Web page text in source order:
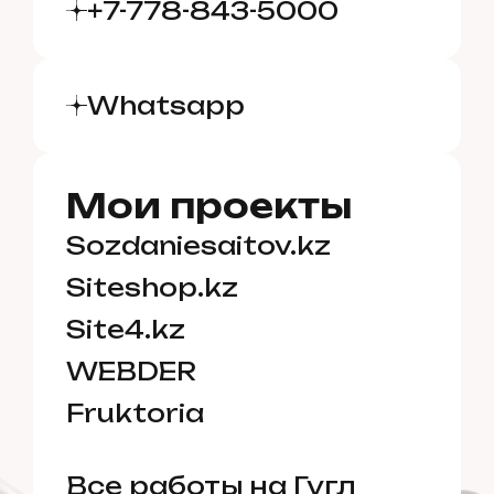
+7-778-843-5000
Whatsapp
Мои проекты
Sozdaniesaitov.kz
Siteshop.kz
Site4.kz
WEBDER
Fruktoria
Все работы на Гугл